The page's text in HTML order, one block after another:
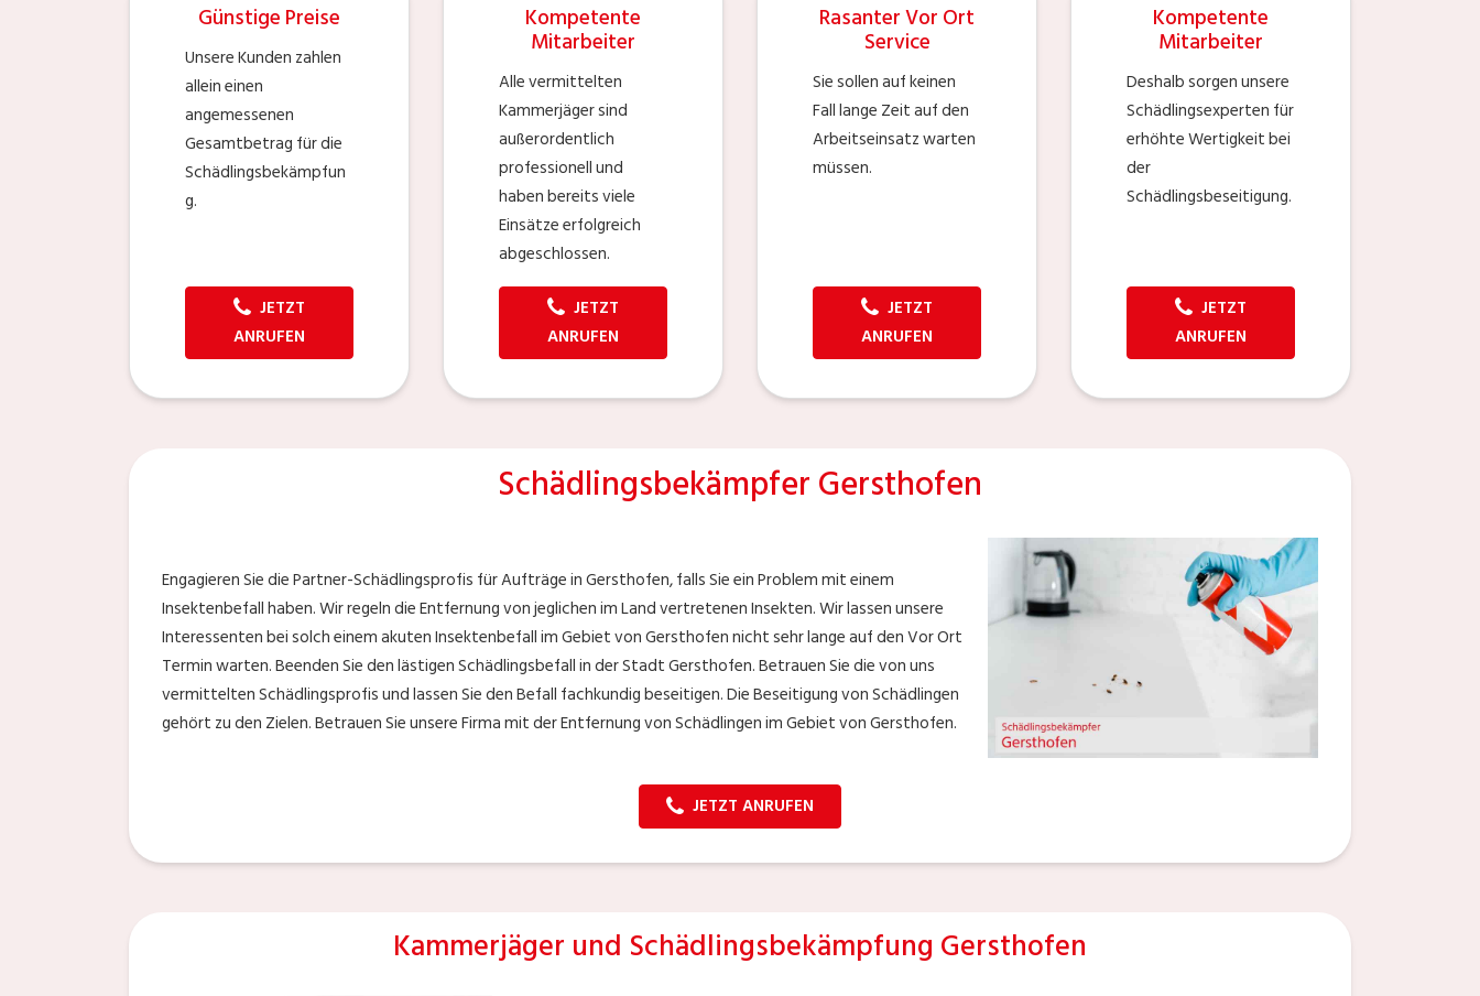
Günstige Preise
Unsere Kunden zahlen
allein einen
angemessenen
Gesamtbetrag für die
Schädlingsbekämpfun
g.
JETZT
ANRUFEN
Kompetente
Mitarbeiter
Alle vermittelten
Kammerjäger sind
außerordentlich
professionell und
haben bereits viele
Einsätze erfolgreich
abgeschlossen.
JETZT
ANRUFEN
Rasanter Vor Ort
Service
Sie sollen auf keinen
Fall lange Zeit auf den
Arbeitseinsatz warten
müssen.
JETZT
ANRUFEN
Kompetente
Mitarbeiter
Deshalb sorgen unsere
Schädlingsexperten für
erhöhte Wertigkeit bei
der
Schädlingsbeseitigung.
JETZT
ANRUFEN
Schädlingsbekämpfer Gersthofen
Engagieren Sie die Partner-Schädlingsprofis für Aufträge in Gersthofen, falls Sie ein Problem mit einem
Insektenbefall haben. Wir regeln die Entfernung von jeglichen im Land vertretenen Insekten. Wir lassen unsere
Interessenten bei solch einem akuten Insektenbefall im Gebiet von Gersthofen nicht sehr lange auf den Vor Ort
Termin warten. Beenden Sie den lästigen Schädlingsbefall in der Stadt Gersthofen. Betrauen Sie die von uns
vermittelten Schädlingsprofis und lassen Sie den Befall fachkundig beseitigen. Die Beseitigung von Schädlingen
gehört zu den Zielen. Betrauen Sie unsere Firma mit der Entfernung von Schädlingen im Gebiet von Gersthofen.
JETZT ANRUFEN
Kammerjäger und Schädlingsbekämpfung Gersthofen